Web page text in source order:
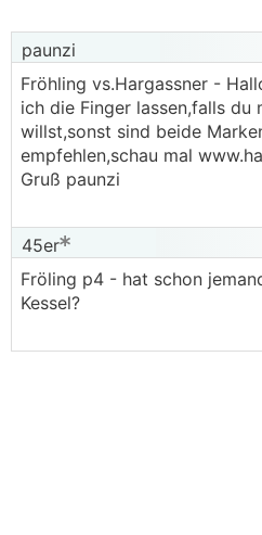
paunzi
Fröhling vs.Hargassner -
ich die Finger lassen,falls du
willst,sonst sind beide
empfehlen,schau mal
Gruß paunzi
45er
Fröling p4 - hat schon
Kessel?